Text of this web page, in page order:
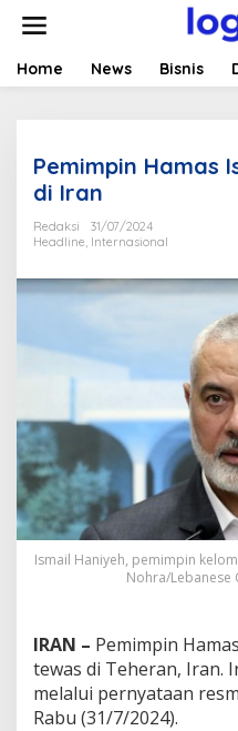
t
Home News Bisnis
Pemimpin Hamas
di Iran
Redaksi
31/07/2024
Headline, Internasional
Ismail Haniyeh, pemimpin
Nohra/Lebanese
IRAN – Pemimpin
tewas di Teheran, Iran.
melalui pernyataan
Rabu (31/7/2024).